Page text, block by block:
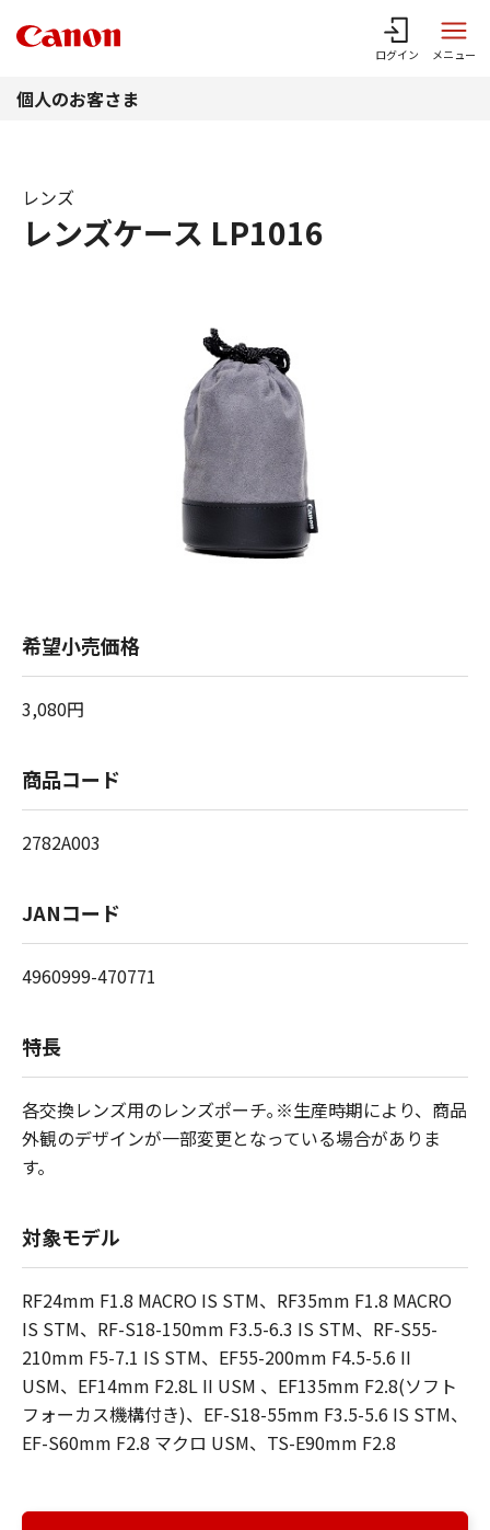
ログイン メニュー
個人のお客さま
レンズケース LP1016
レンズ
希望小売価格
3,080円
商品コード
2782A003
JANコード
4960999-470771
特長
各交換レンズ用のレンズポーチ｡※生産時期により、商品
外観のデザインが一部変更となっている場合がありま
す。
対象モデル
RF24mm F1.8 MACRO IS STM、RF35mm F1.8 MACRO
IS STM、RF-S18-150mm F3.5-6.3 IS STM、RF-S55-
210mm F5-7.1 IS STM、EF55-200mm F4.5-5.6 II
USM、EF14mm F2.8L II USM 、EF135mm F2.8(ソフト
フォーカス機構付き)、EF-S18-55mm F3.5-5.6 IS STM、
EF-S60mm F2.8 マクロ USM、TS-E90mm F2.8